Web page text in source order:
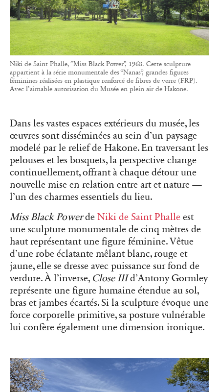
Niki de Saint Phalle, “Miss Black Power”, 1968. Cette sculpture
appartient à la série monumentale des “Nanas”, grandes figures
féminines réalisées en plastique renforcé de fibres de verre (FRP).
Avec l’aimable autorisation du Musée en plein air de Hakone.
Dans les vastes espaces extérieurs du musée, les
œuvres sont disséminées au sein d’un paysage
modelé par le relief de Hakone. En traversant les
pelouses et les bosquets, la perspective change
continuellement, offrant à chaque détour une
nouvelle mise en relation entre art et nature —
l’un des charmes essentiels du lieu.
Miss Black Powerde Niki de Saint Phalle est
une sculpture monumentale de cinq mètres de
haut représentant une figure féminine. Vêtue
d’une robe éclatante mêlant blanc, rouge et
jaune, elle se dresse avec puissance sur fond de
verdure. À l’inverse, Close IIId’Antony Gormley
représente une figure humaine étendue au sol,
bras et jambes écartés. Si la sculpture évoque une
force corporelle primitive, sa posture vulnérable
lui confère également une dimension ironique.